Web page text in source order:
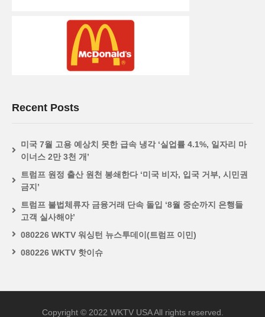
Recent Posts
미국 7월 고용 예상치 못한 급속 냉각 ‘실업률 4.1%, 일자리 마
이너스 2만 3천 개’
트럼프 원정 출산 원천 봉쇄한다 ‘미국 비자, 입국 거부, 시민권
금지’
트럼프 불법체류자 금융거래 단속 돌입 ‘8월 중순까지 은행들
고객 실사해야’
080226 WKTV 워싱턴 뉴스투데이(트럼프 이민)
080226 WKTV 핫이슈
Copyright © 2022 WKTV USA All rights reserved.